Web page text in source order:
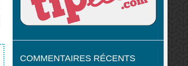
COMMENTAIRES RÉCENTS